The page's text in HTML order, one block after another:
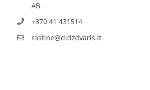
AB.
+370 41 431514
rastine@didzdvaris.lt